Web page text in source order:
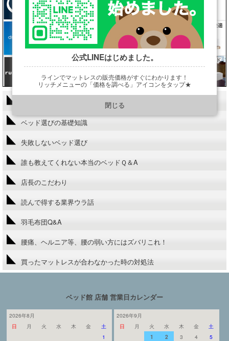
ベッド選びの基礎知識
失敗しないベッド選び
誰も教えてくれない本当のベッドＱ＆A
店長のこだわり
読んで得する業界ウラ話
羽毛布団Q&A
腰痛、ヘルニア等、腰の弱い方にはズバリこれ！
買ったマットレスが合わなかった時の対処法
ベッド館 店舗 営業日カレンダー
2026年8月
日
月 火 水 木 金
土
1
2026年9月
日
月 火 水 木 金
土
1
2 3 4
5
公式LINEはじめました。
ラインでマットレスの販売価格がすぐにわかります！
リッチメニューの「価格を調べる」アイコンをタップ★
https://line.me/R/ti/p/@901ptzjz
閉じる